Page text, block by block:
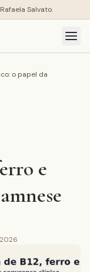
Salvato.
o papel da
e